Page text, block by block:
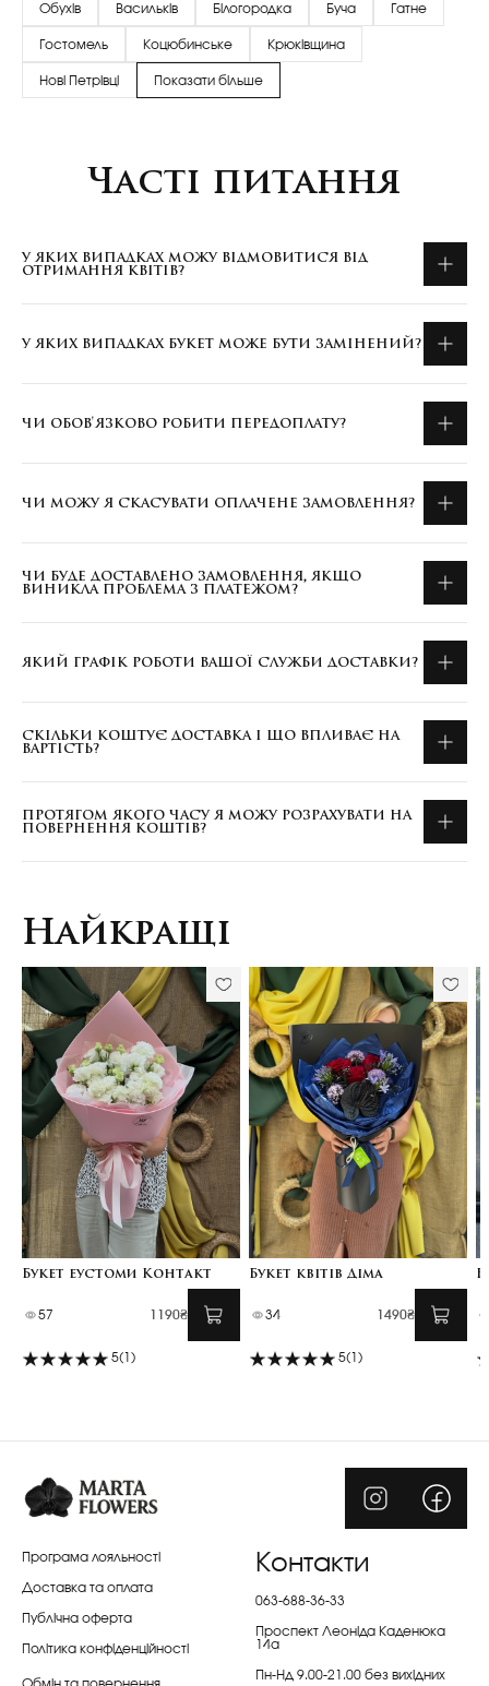
Обухів Васильків Білогородка Буча Гатне
Гостомель Коцюбинське Крюківщина
Нові Петрівці Показати більше
Часті питання
У ЯКИХ ВИПАДКАХ МОЖУ ВІДМОВИТИСЯ ВІД
ОТРИМАННЯ КВІТІВ?
У ЯКИХ ВИПАДКАХ БУКЕТ МОЖЕ БУТИ ЗАМІНЕНИЙ?
ЧИ ОБОВ'ЯЗКОВО РОБИТИ ПЕРЕДОПЛАТУ?
ЧИ МОЖУ Я СКАСУВАТИ ОПЛАЧЕНЕ ЗАМОВЛЕННЯ?
ЧИ БУДЕ ДОСТАВЛЕНО ЗАМОВЛЕННЯ, ЯКЩО
ВИНИКЛА ПРОБЛЕМА З ПЛАТЕЖОМ?
ЯКИЙ ГРАФІК РОБОТИ ВАШОЇ СЛУЖБИ ДОСТАВКИ?
СКІЛЬКИ КОШТУЄ ДОСТАВКА І ЩО ВПЛИВАЄ НА
ВАРТІСТЬ?
ПРОТЯГОМ ЯКОГО ЧАСУ Я МОЖУ РОЗРАХУВАТИ НА
ПОВЕРНЕННЯ КОШТІВ?
Найкращі
Букет еустоми Контакт
57 1190₴
5(1)
Букет квітів Діма
34 1490₴
5(1)
Програма лояльності
Доставка та оплата
Публічна оферта
Політика конфіденційності
Контакти
063-688-36-33
Проспект Леоніда Каденюка
14а
Пн-Нд 9.00-21.00 без вихідних